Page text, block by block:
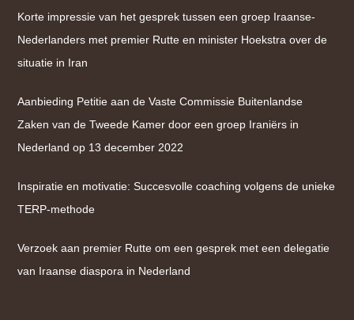
Korte impressie van het gesprek tussen een groep Iraanse-
Nederlanders met premier Rutte en minister Hoekstra over de
situatie in Iran
Aanbieding Petitie aan de Vaste Commissie Buitenlandse
Zaken van de Tweede Kamer door een groep Iraniërs in
Nederland op 13 december 2022
Inspiratie en motivatie: Succesvolle coaching volgens de unieke
TERP-methode
Verzoek aan premier Rutte om een gesprek met een delegatie
van Iraanse diaspora in Nederland